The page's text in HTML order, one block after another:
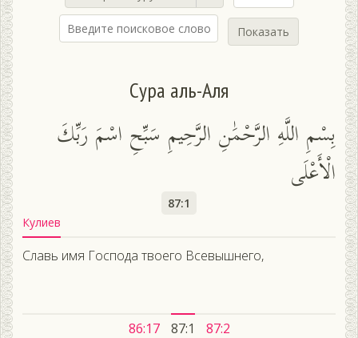
Показать
Сура аль-Аля
بِسْمِ اللَّهِ الرَّحْمَٰنِ الرَّحِيمِ سَبِّحِ اسْمَ رَبِّكَ
الْأَعْلَى
87:1
Кулиев
Славь имя Господа твоего Всевышнего,
86:17 87:1 87:2